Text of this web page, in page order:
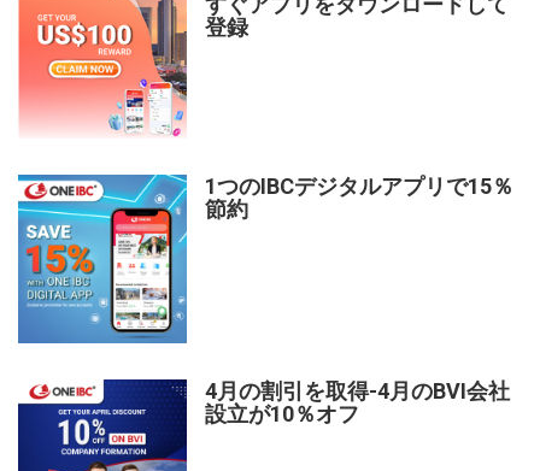
登録
1つのIBCデジタルアプリで15％
節約
4月の割引を取得-4月のBVI会社
設立が10％オフ